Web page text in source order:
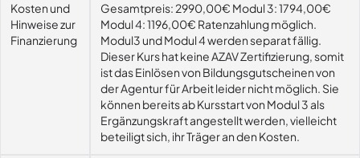
Kosten und
Hinweise zur
Finanzierung
Gesamtpreis: 2990,00€ Modul 3: 1794,00€
Modul 4: 1196,00€ Ratenzahlung möglich.
Modul3 und Modul 4 werden separat fällig.
Dieser Kurs hat keine AZAV Zertifizierung, somit
ist das Einlösen von Bildungsgutscheinen von
der Agentur für Arbeit leider nicht möglich. Sie
können bereits ab Kursstart von Modul 3 als
Ergänzungskraft angestellt werden, vielleicht
beteiligt sich, ihr Träger an den Kosten.